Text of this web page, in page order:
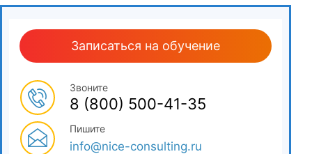
3.6
заказчиком
Метрологическое обеспечение, калибровка и поверка
Записаться на обучение
Звоните
8 (800) 500-41-35
Пишите
info@nice-consulting.ru